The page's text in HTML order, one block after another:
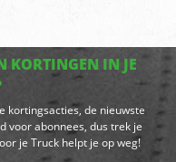
KORTINGEN IN JE
kortingsacties, de nieuwste
voor abonnees, dus trek je
je Truck helpt je op weg!